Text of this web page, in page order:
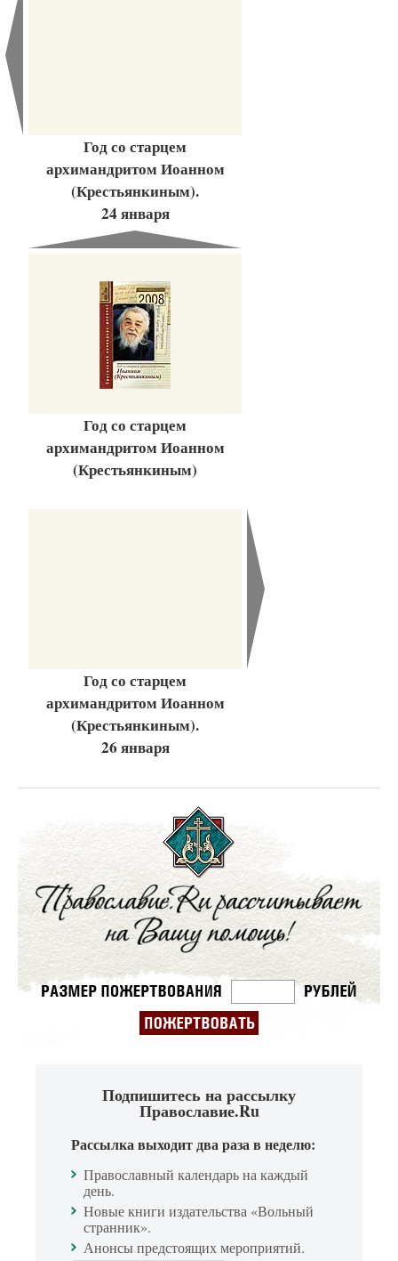
Год со старцем
архимандритом Иоанном
(Крестьянкиным).
24 января
Год со старцем
архимандритом Иоанном
(Крестьянкиным)
Год со старцем
архимандритом Иоанном
(Крестьянкиным).
26 января
Подпишитесь на рассылку
Православие.Ru
Рассылка выходит два раза в неделю:
Православный календарь на каждый
день.
Новые книги издательства «Вольный
странник».
Анонсы предстоящих мероприятий.